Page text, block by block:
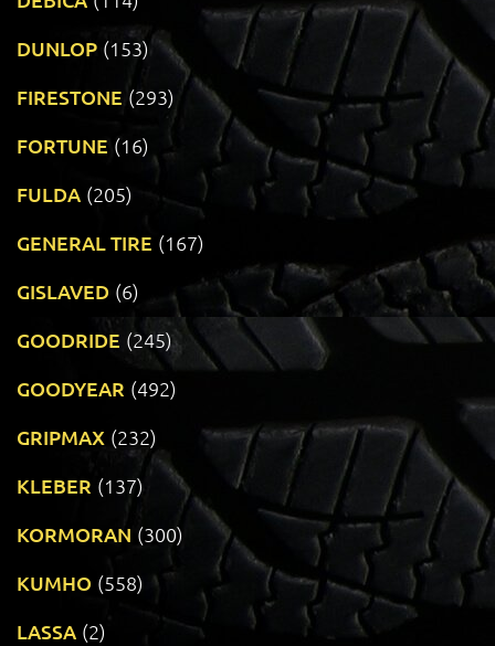
DUNLOP (153)
FIRESTONE (293)
FORTUNE (16)
FULDA (205)
GENERAL TIRE (167)
GISLAVED (6)
GOODRIDE (245)
GOODYEAR (492)
GRIPMAX (232)
KLEBER (137)
KORMORAN (300)
KUMHO (558)
LASSA (2)